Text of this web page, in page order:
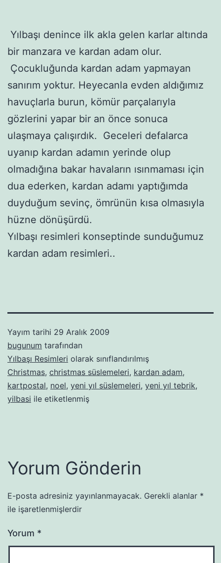
Yılbaşı denince ilk akla gelen karlar altında
bir manzara ve kardan adam olur.
Çocukluğunda kardan adam yapmayan
sanırım yoktur. Heyecanla evden aldığımız
havuçlarla burun, kömür parçalarıyla
gözlerini yapar bir an önce sonuca
ulaşmaya çalışırdık. Geceleri defalarca
uyanıp kardan adamın yerinde olup
olmadığına bakar havaların ısınmaması için
dua ederken, kardan adamı yaptığımda
duyduğum sevinç, ömrünün kısa olmasıyla
hüzne dönüşürdü.
Yılbaşı resimleri konseptinde sunduğumuz
kardan adam resimleri..
Yayım tarihi 29 Aralık 2009
bugunum tarafından
Yılbaşı Resimleri olarak sınıflandırılmış
Christmas, christmas süslemeleri, kardan adam,
kartpostal, noel, yeni yıl süslemeleri, yeni yıl tebrik,
yilbasi ile etiketlenmiş
Yorum Gönderin
E-posta adresiniz yayınlanmayacak. Gerekli alanlar *
ile işaretlenmişlerdir
Yorum *